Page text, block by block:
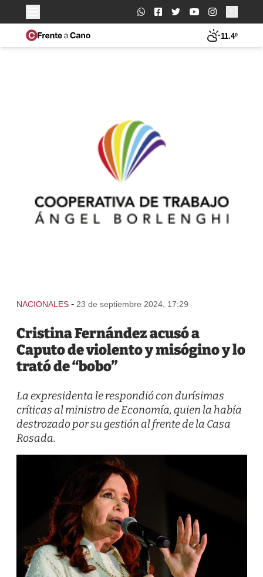
Buscar:
11.4º
NACIONALES - 23 de septiembre 2024, 17:29
Cristina Fernández acusó a
Caputo de violento y misógino y lo
trató de “bobo”
La expresidenta le respondió con durísimas
críticas al ministro de Economía, quien la había
destrozado por su gestión al frente de la Casa
Rosada.